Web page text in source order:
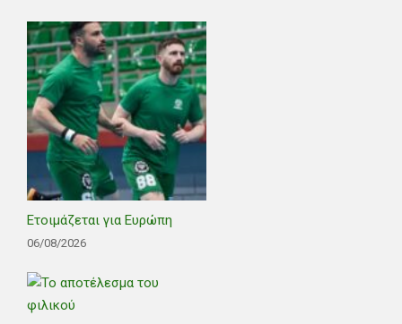
Ετοιμάζεται για Ευρώπη
06/08/2026